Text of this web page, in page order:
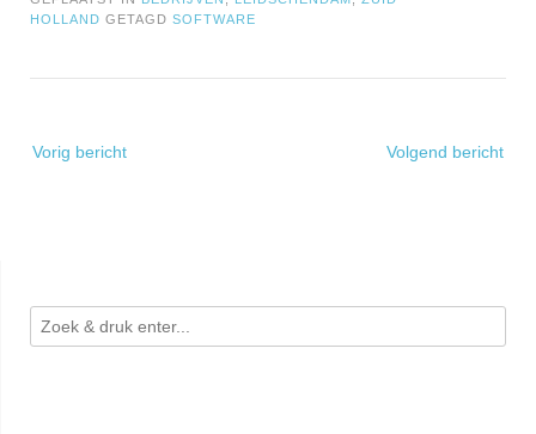
HOLLAND GETAGD SOFTWARE
navigatie
Vorig bericht Volgend bericht